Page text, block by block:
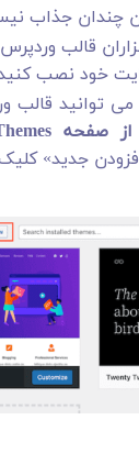
چندان جذاب
قالب
خود نصب
می توانید
از صفحه Appearance » Themes
جدید»